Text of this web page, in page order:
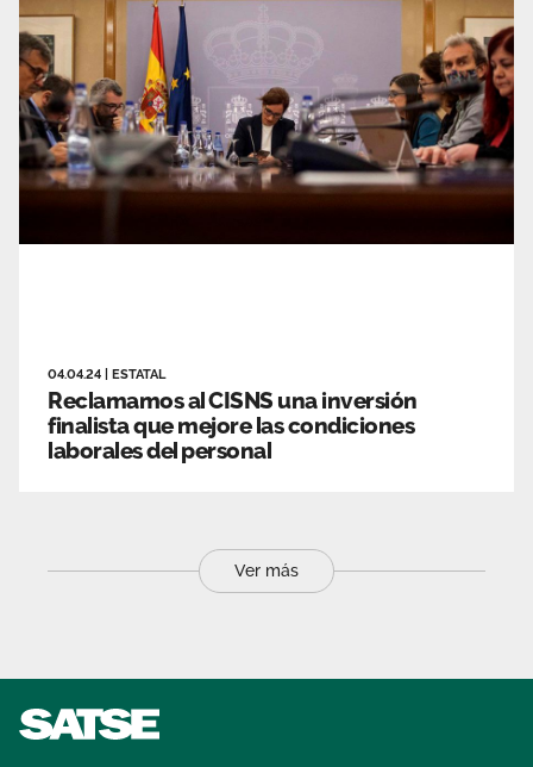
04.04.24 ESTATAL
Reclamamos al CISNS una inversión
finalista que mejore las condiciones
laborales del personal
Ver más